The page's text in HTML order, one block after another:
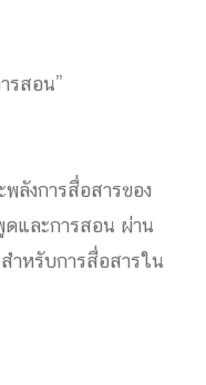
รสอน”
พลังการสื่อสารของ
และการสอน ผ่าน
ำหรับการสื่อสารใน